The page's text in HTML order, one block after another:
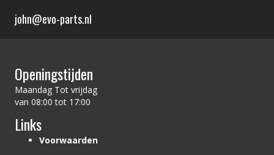
john@evo-parts.nl
Openingstijden
Maandag Tot vrijdag
van 08:00 tot 17:00
Links
Voorwaarden